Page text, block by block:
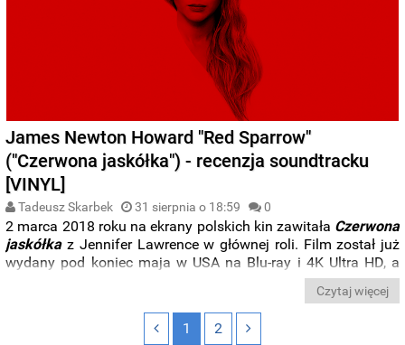
James Newton Howard "Red Sparrow"
("Czerwona jaskółka") - recenzja soundtracku
[VINYL]
Tadeusz Skarbek 31 sierpnia o 18:59 0
2 marca 2018 roku na ekrany polskich kin zawitała Czerwona
jaskółkaz Jennifer Lawrence w głównej roli. Film został już
wydany pod koniec maja w USA na Blu-ray i 4K Ultra HD, a
data jego polskiej premiery na fizycznych nośnikach została
ustalona dopiero na październik. Natomiast 1 czerwca 2018
roku, nieco ponad dwa miesiące od nadwiślańskiej premiery
edycji CD, do sprzedaży w sklepach muzycznych trafiła
Czytaj więcej
1 2